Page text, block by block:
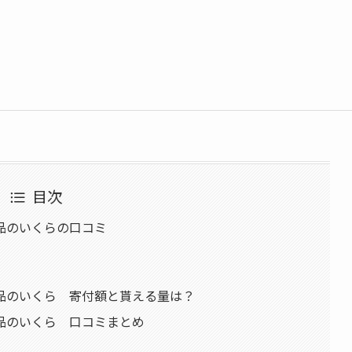
目次
いくらの口コミ
のいくら 寄付額と貰える量は？
のいくら 口コミまとめ